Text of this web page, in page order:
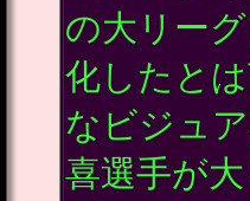
の大リー
化したと
なビジュ
喜選手が